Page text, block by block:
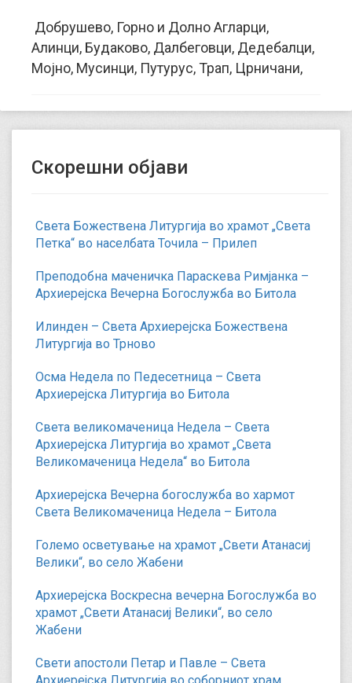
Добрушево, Горно и Долно Агларци,
Алинци, Будаково, Далбеговци, Дедебалци,
Мојно, Мусинци, Путурус, Трап, Црничани,
Скорешни објави
Света Божествена Литургија во храмот „Света
Петка“ во населбата Точила – Прилеп
Преподобна маченичка Параскева Римјанка –
Архиерејска Вечерна Богослужба во Битола
Илинден – Света Архиерејска Божествена
Литургија во Трново
Осма Недела по Педесетница – Света
Архиерејска Литургија во Битола
Света великомаченица Недела – Света
Архиерејска Литургија во храмот „Света
Великомаченица Недела“ во Битола
Архиерејска Вечерна богослужба во хармот
Света Великомаченица Недела – Битола
Големо осветување на храмот „Свети Атанасиј
Велики“, во село Жабени
Архиерејска Воскресна вечерна Богослужба во
храмот „Свети Атанасиј Велики“, во село
Жабени
Свети апостоли Петар и Павле – Света